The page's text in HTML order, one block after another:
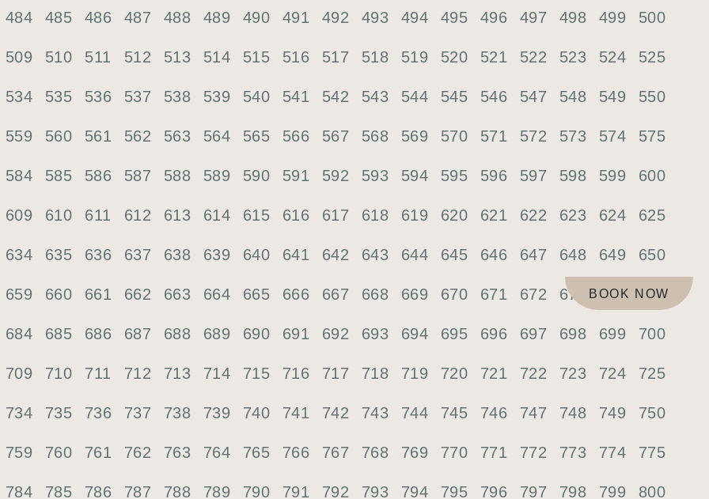
BOOK NOW
484 485 486 487 488 489 490 491 492 493 494 495 496 497 498 499 500
509 510 511 512 513 514 515 516 517 518 519 520 521 522 523 524 525
534 535 536 537 538 539 540 541 542 543 544 545 546 547 548 549 550
559 560 561 562 563 564 565 566 567 568 569 570 571 572 573 574 575
584 585 586 587 588 589 590 591 592 593 594 595 596 597 598 599 600
609 610 611 612 613 614 615 616 617 618 619 620 621 622 623 624 625
634 635 636 637 638 639 640 641 642 643 644 645 646 647 648 649 650
659 660 661 662 663 664 665 666 667 668 669 670 671 672 673 674 675
684 685 686 687 688 689 690 691 692 693 694 695 696 697 698 699 700
709 710 711 712 713 714 715 716 717 718 719 720 721 722 723 724 725
734 735 736 737 738 739 740 741 742 743 744 745 746 747 748 749 750
759 760 761 762 763 764 765 766 767 768 769 770 771 772 773 774 775
784 785 786 787 788 789 790 791 792 793 794 795 796 797 798 799 800